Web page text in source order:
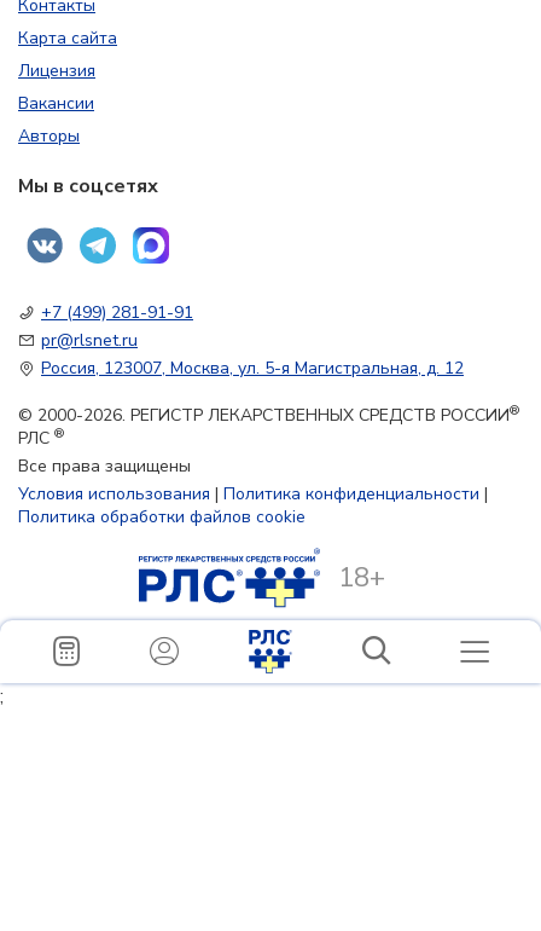
Контакты
Карта сайта
Лицензия
Вакансии
Авторы
Мы в соцсетях
+7 (499) 281-91-91
pr@rlsnet.ru
Россия, 123007, Москва, ул. 5-я Магистральная, д. 12
© 2000-2026. РЕГИСТР ЛЕКАРСТВЕННЫХ СРЕДСТВ РОССИИ®
РЛС ®
Все права защищены
Условия использования | Политика конфиденциальности |
Политика обработки файлов cookie
18+
;